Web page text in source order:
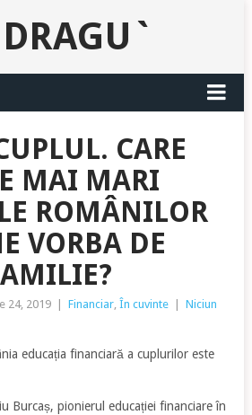
CARE
MAI MARI
ROMÂNILOR
VORBA DE
24, 2019 Financiar, În cuvinte
Niciun
educația financiară a cuplurilor este
Burcaș, pionierul educației financiare în